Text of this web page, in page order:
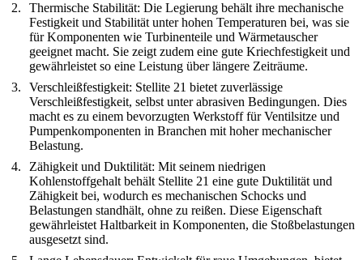
Thermische Stabilität: Die Legierung behält ihre mechanische
Festigkeit und Stabilität unter hohen Temperaturen bei, was sie
für Komponenten wie Turbinenteile und Wärmetauscher
geeignet macht. Sie zeigt zudem eine gute Kriechfestigkeit und
gewährleistet so eine Leistung über längere Zeiträume.
Verschleißfestigkeit: Stellite 21 bietet zuverlässige
Verschleißfestigkeit, selbst unter abrasiven Bedingungen. Dies
macht es zu einem bevorzugten Werkstoff für Ventilsitze und
Pumpenkomponenten in Branchen mit hoher mechanischer
Belastung.
Zähigkeit und Duktilität: Mit seinem niedrigen
Kohlenstoffgehalt behält Stellite 21 eine gute Duktilität und
Zähigkeit bei, wodurch es mechanischen Schocks und
Belastungen standhält, ohne zu reißen. Diese Eigenschaft
gewährleistet Haltbarkeit in Komponenten, die Stoßbelastungen
ausgesetzt sind.